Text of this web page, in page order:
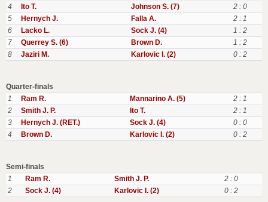
4
Ito T. Johnson S. (7)
2 : 0
5
Hernych J. Falla A.
2 : 1
6
Lacko L. Sock J. (4)
1 : 2
7
Querrey S. (6) Brown D.
1 : 2
8
Jaziri M. Karlovic I. (2) 0 : 2
Quarter-finals
1
Ram R. Mannarino A. (5)
2 : 1
2
Smith J. P. Ito T.
2 : 1
3
Hernych J. (RET.) Sock J. (4)
0 : 0
4
Brown D. Karlovic I. (2) 0 : 2
Semi-finals
1
Ram R. Smith J. P.
2 : 0
2
Sock J. (4) Karlovic I. (2) 0 : 2